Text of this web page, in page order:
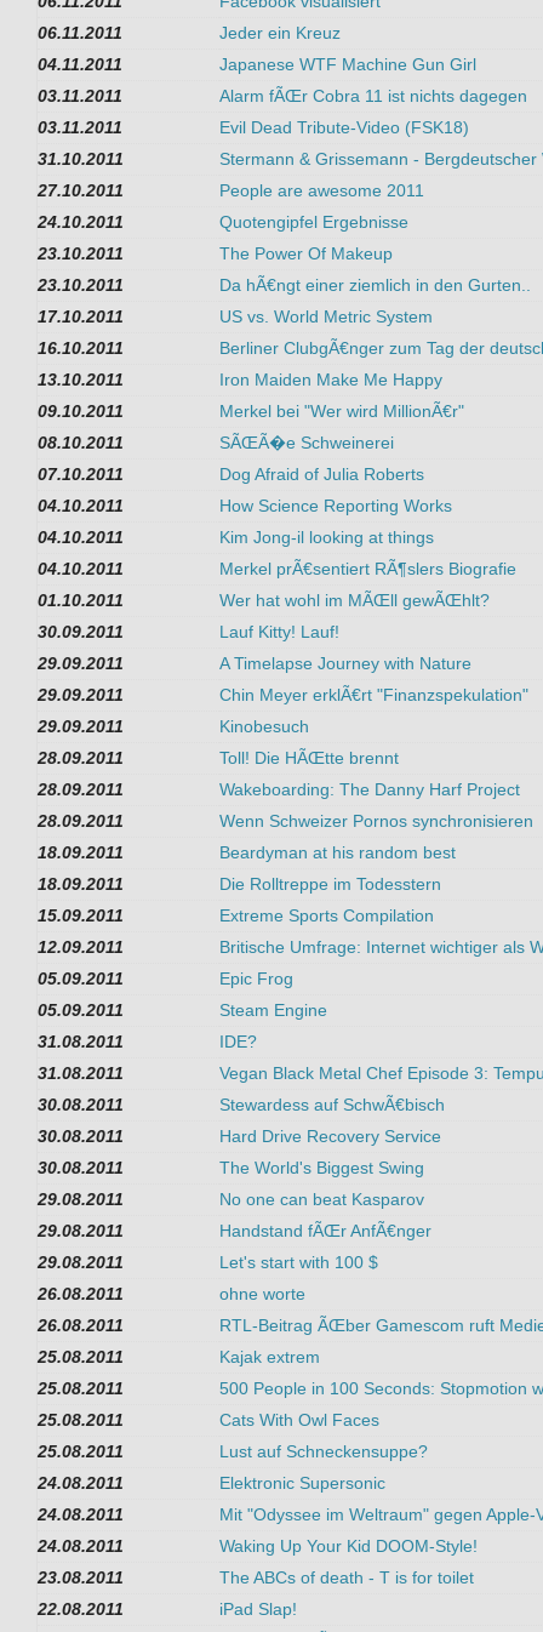
06.11.2011
Jeder ein Kreuz
04.11.2011
Japanese WTF Machine Gun Girl
03.11.2011
Alarm fÃŒr Cobra 11 ist nichts dagegen
03.11.2011
Evil Dead Tribute-Video (FSK18)
31.10.2011
Stermann & Grissemann -
27.10.2011
People are awesome 2011
24.10.2011
Quotengipfel Ergebnisse
23.10.2011
The Power Of Makeup
23.10.2011
Da hÃ€ngt einer ziemlich in den Gurten..
17.10.2011
US vs. World Metric System
16.10.2011
Berliner ClubgÃ€nger zum Tag der
13.10.2011
Iron Maiden Make Me Happy
09.10.2011
Merkel bei "Wer wird MillionÃ€r"
08.10.2011
SÃŒÃ�e Schweinerei
07.10.2011
Dog Afraid of Julia Roberts
04.10.2011
How Science Reporting Works
04.10.2011
Kim Jong-il looking at things
04.10.2011
Merkel prÃ€sentiert RÃ¶slers Biografie
01.10.2011
Wer hat wohl im MÃŒll gewÃŒhlt?
30.09.2011
Lauf Kitty! Lauf!
29.09.2011
A Timelapse Journey with Nature
29.09.2011
Chin Meyer erklÃ€rt "Finanzspekulation"
29.09.2011
Kinobesuch
28.09.2011
Toll! Die HÃŒtte brennt
28.09.2011
Wakeboarding: The Danny Harf Project
28.09.2011
Wenn Schweizer Pornos synchronisieren
18.09.2011
Beardyman at his random best
18.09.2011
Die Rolltreppe im Todesstern
15.09.2011
Extreme Sports Compilation
12.09.2011
Britische Umfrage: Internet wichtiger als
05.09.2011
Epic Frog
05.09.2011
Steam Engine
31.08.2011
IDE?
31.08.2011
Vegan Black Metal Chef Episode 3:
30.08.2011
Stewardess auf SchwÃ€bisch
30.08.2011
Hard Drive Recovery Service
30.08.2011
The World's Biggest Swing
29.08.2011
No one can beat Kasparov
29.08.2011
Handstand fÃŒr AnfÃ€nger
29.08.2011
Let's start with 100 $
26.08.2011
ohne worte
26.08.2011
RTL-Beitrag ÃŒber Gamescom ruft
25.08.2011
Kajak extrem
25.08.2011
500 People in 100 Seconds: Stopmotion
25.08.2011
Cats With Owl Faces
25.08.2011
Lust auf Schneckensuppe?
24.08.2011
Elektronic Supersonic
24.08.2011
Mit "Odyssee im Weltraum" gegen
24.08.2011
Waking Up Your Kid DOOM-Style!
23.08.2011
The ABCs of death - T is for toilet
22.08.2011
iPad Slap!